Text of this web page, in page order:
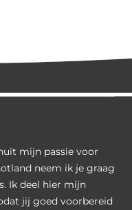
mijn passie voor
neem ik je graag
Ik deel hier mijn
jij goed voorbereid